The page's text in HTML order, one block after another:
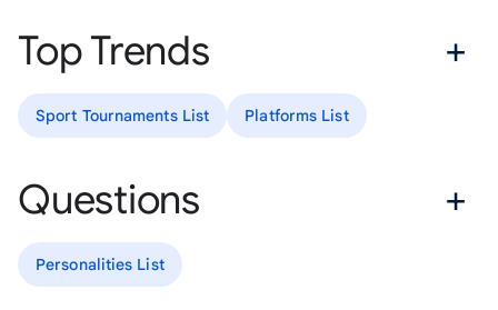
Top Trends
Sport Tournaments List Platforms List
Questions
Personalities List